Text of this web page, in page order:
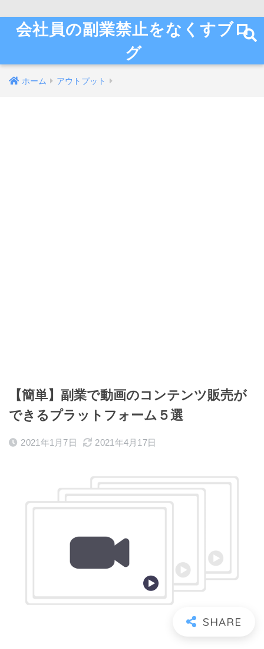
会社員の副業禁止をなくすブロ
グ
ホーム アウトプット
【簡単】副業で動画のコンテンツ販売が
できるプラットフォーム５選
2021年1月7日 2021年4月17日